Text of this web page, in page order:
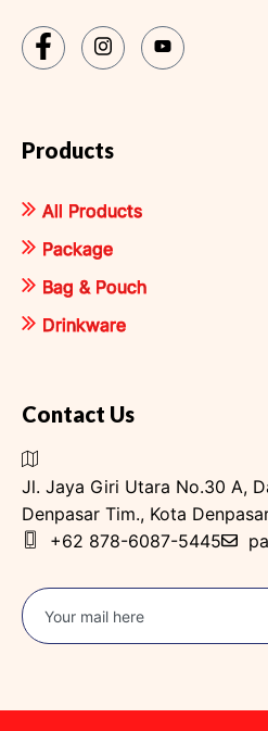
Products
All Products
Package
Bag & Pouch
Drinkware
Contact Us
Jl. Jaya Giri Utara No.30 A,
Denpasar Tim., Kota
+62 878-6087-5445